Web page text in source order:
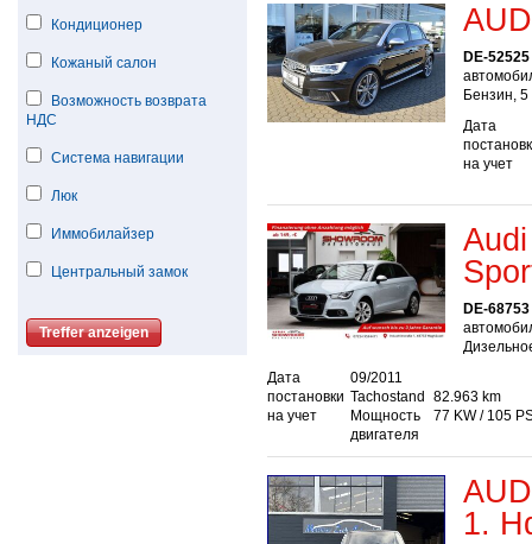
Кондиционер
Кожаный салон
Возможность возврата
НДС
Система навигации
Люк
Иммобилайзер
Центральный замок
DE-
Бензин,
Дата
на учет
DE-
Дата
постановки
на учет
09/2011
Tachostand
82.963 km
Мощность
двигателя
77 KW / 105
1.